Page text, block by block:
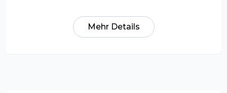
Mehr Details